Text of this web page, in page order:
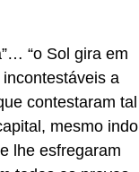
“o Sol gira em
a
contestaram tal
mesmo indo
lhe esfregaram